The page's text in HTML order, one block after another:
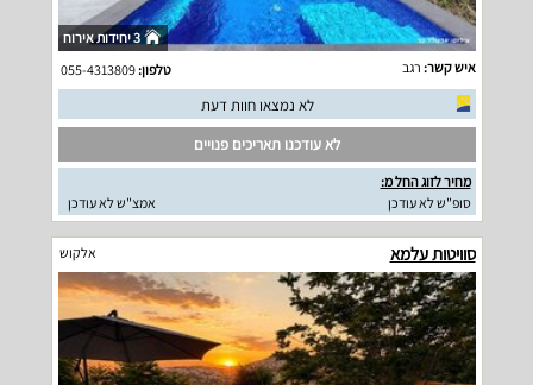
3 יחידות אירוח
איש קשר: רגב טלפון:055-4313809
לא נמצאו חוות דעת
לא עודכנו תאריכים פנויים
מחיר לזוג החל מ:
סופ"ש לא עודכן
אמצ"ש לא עודכן
סוויטות עלמא אלקוש